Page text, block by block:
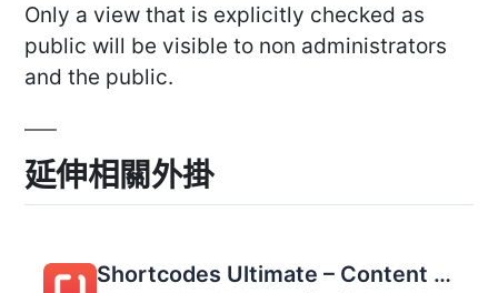
Only a view that is explicitly checked as
public will be visible to non administrators
and the public.
延伸相關外掛
Shortcodes Ultimate – Content Elements